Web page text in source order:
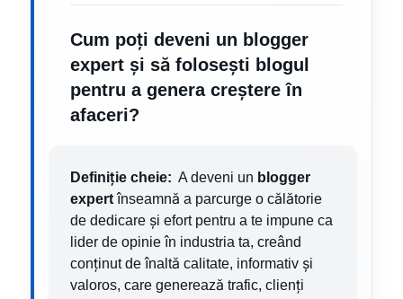
Cum poți deveni un blogger
expert și să folosești blogul
pentru a genera creștere în
afaceri?
Definiție cheie: A deveni un blogger
expertînseamnă a parcurge o călătorie
de dedicare și efort pentru a te impune ca
lider de opinie în industria ta, creând
conținut de înaltă calitate, informativ și
valoros, care generează trafic, clienți